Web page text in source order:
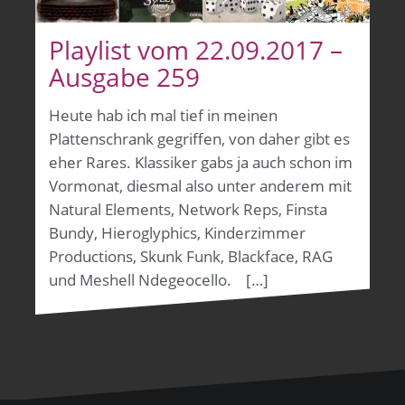
Playlist vom 22.09.2017 –
Ausgabe 259
Heute hab ich mal tief in meinen
Plattenschrank gegriffen, von daher gibt es
eher Rares. Klassiker gabs ja auch schon im
Vormonat, diesmal also unter anderem mit
Natural Elements, Network Reps, Finsta
Bundy, Hieroglyphics, Kinderzimmer
Productions, Skunk Funk, Blackface, RAG
und Meshell Ndegeocello. […]